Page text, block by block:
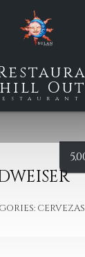
Out
CERVEZAS